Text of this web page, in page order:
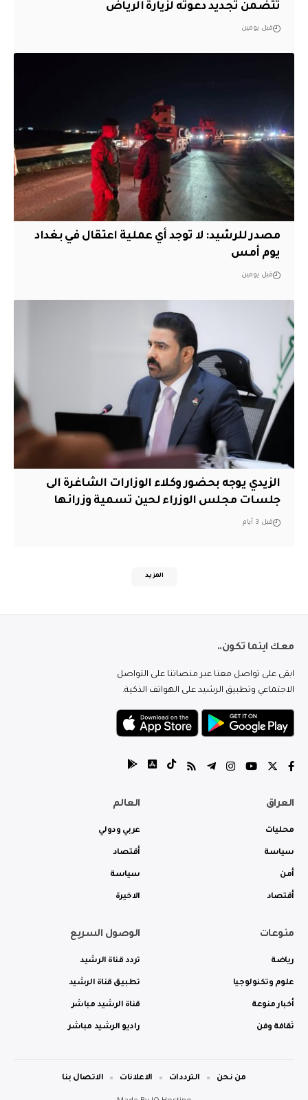
تتضمن تجديد دعوته لزيارة الرياض
قبل يومين
مصدر للرشيد: لا توجد أي عملية اعتقال في بغداد
يوم أمس
قبل يومين
الزيدي يوجه بحضور وكلاء الوزارات الشاغرة الى
جلسات مجلس الوزراء لحين تسمية وزرائها
قبل 3 أيام
المزيد
معك اينما تكون..
ابقى على تواصل معنا عبر منصاتنا على التواصل
الاجتماعي وتطبيق الرشيد على الهواتف الذكية.
العراق
محليات
سياسة
أمن
أقتصاد
العالم
عربي ودولي
أقتصاد
سياسة
الاخيرة
منوعات
رياضة
علوم وتكنولوجيا
أخبار منوعة
ثقافة وفن
الوصول السريع
تردد قناة الرشيد
تطبيق قناة الرشيد
قناة الرشيد مباشر
راديو الرشيد مباشر
من نحن الترددات الاعلانات الاتصال بنا